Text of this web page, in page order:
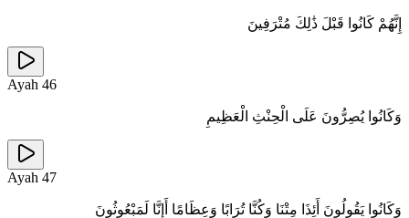
إِنَّهُمْ كَانُوا قَبْلَ ذَٰلِكَ مُتْرَفِينَ
Ayah 46
وَكَانُوا يُصِرُّونَ عَلَى الْحِنْثِ الْعَظِيمِ
Ayah 47
وَكَانُوا يَقُولُونَ أَئِذَا مِتْنَا وَكُنَّا تُرَابًا وَعِظَامًا أَإِنَّا لَمَبْعُوثُونَ